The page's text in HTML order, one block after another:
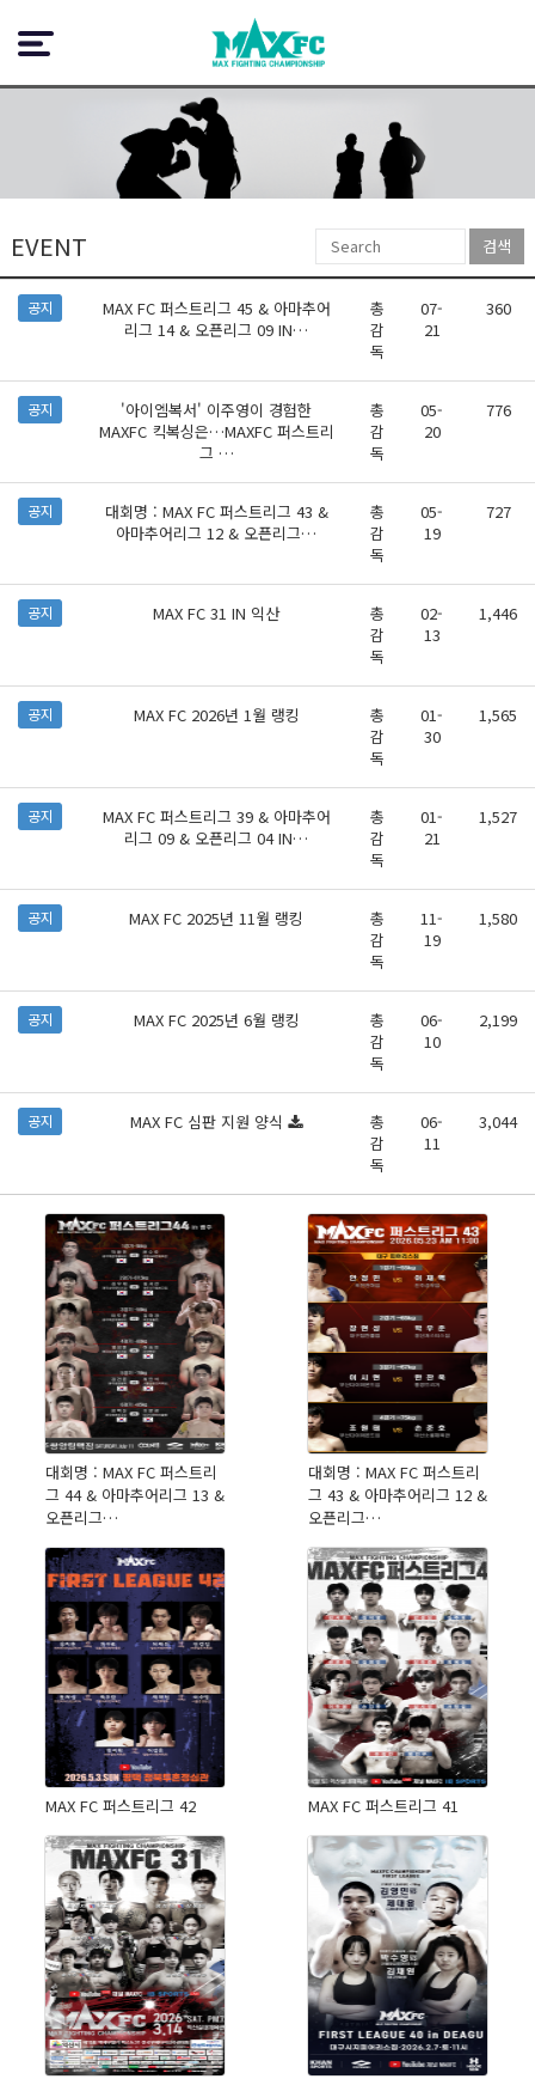
EVENT 검색
공지
MAX FC 퍼스트리그 45 & 아마추어
리그 14 & 오픈리그 09 IN…
총
감
독
07-
21
360
공지
'아이엠복서' 이주영이 경험한
MAXFC 킥복싱은…MAXFC 퍼스트리
그 …
총
감
독
05-
20
776
공지
대회명 : MAX FC 퍼스트리그 43 &
아마추어리그 12 & 오픈리그…
총
감
독
05-
19
727
공지 MAX FC 31 IN 익산
총
감
독
02-
13
1,446
공지 MAX FC 2026년 1월 랭킹
총
감
독
01-
30
1,565
공지
MAX FC 퍼스트리그 39 & 아마추어
리그 09 & 오픈리그 04 IN…
총
감
독
01-
21
1,527
공지 MAX FC 2025년 11월 랭킹
총
감
독
11-
19
1,580
공지 MAX FC 2025년 6월 랭킹
총
감
독
06-
10
2,199
공지 MAX FC 심판 지원 양식
총
감
독
06-
11
3,044
대회명 : MAX FC 퍼스트리
그 44 & 아마추어리그 13 &
오픈리그…
대회명 : MAX FC 퍼스트리
그 43 & 아마추어리그 12 &
오픈리그…
MAX FC 퍼스트리그 42 MAX FC 퍼스트리그 41